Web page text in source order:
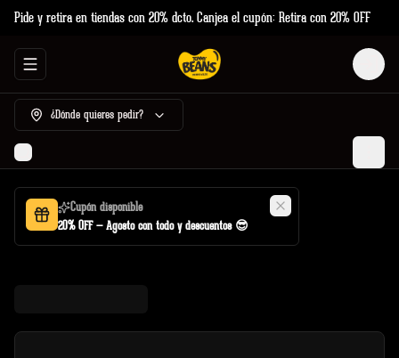
Pide y retira en tiendas con 20% dcto. Canjea el cupón: Retira con 20% OFF
Abrir menu de navegación Login
¿Dónde quieres pedir?
Cupón disponible
20% OFF — Agosto con todo y descuentos 😎